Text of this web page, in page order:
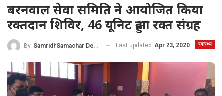
बरनवाल सेवा समिति ने आयोजित किया
रक्तदान शिविर, 46 यूनिट हुआ रक्त संग्रह
स्वास्थ्य
By SamridhSamachar Desk Last updated Apr 23, 2020